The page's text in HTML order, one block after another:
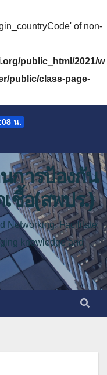
of non-
public_html/2021/w
public/class-page-
น.
การป้องกัน
ชื้อ(สพปร.)
Networking, Facilitate
knowledge and